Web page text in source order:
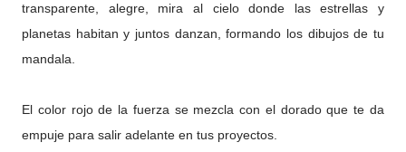
transparente, alegre, mira al cielo donde las estrellas y
planetas habitan y juntos danzan, formando los dibujos de tu
mandala.
El color rojo de la fuerza se mezcla con el dorado que te da
empuje para salir adelante en tus proyectos.